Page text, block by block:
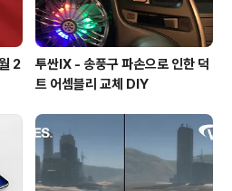
2
투싼IX - 송풍구 파손으로 인한 덕
트 어셈블리 교체 DIY